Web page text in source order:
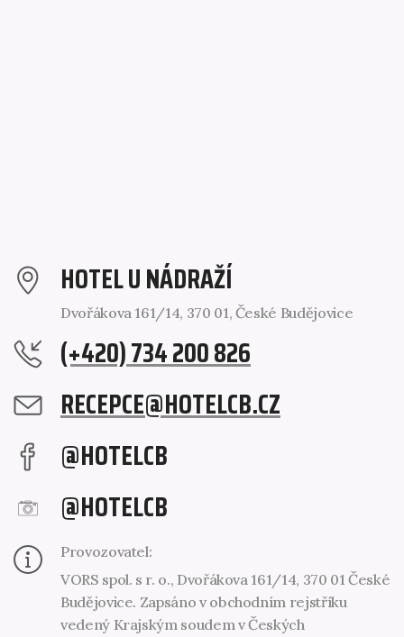
HOTEL U NÁDRAŽÍ
Dvořákova 161/14, 370 01, České Budějovice
(+420) 734 200 826
RECEPCE@HOTELCB.CZ
@HOTELCB
@HOTELCB
Provozovatel:
VORS spol. s r. o., Dvořákova 161/14, 370 01 České
Budějovice. Zapsáno v obchodním rejstříku
vedený Krajským soudem v Českých